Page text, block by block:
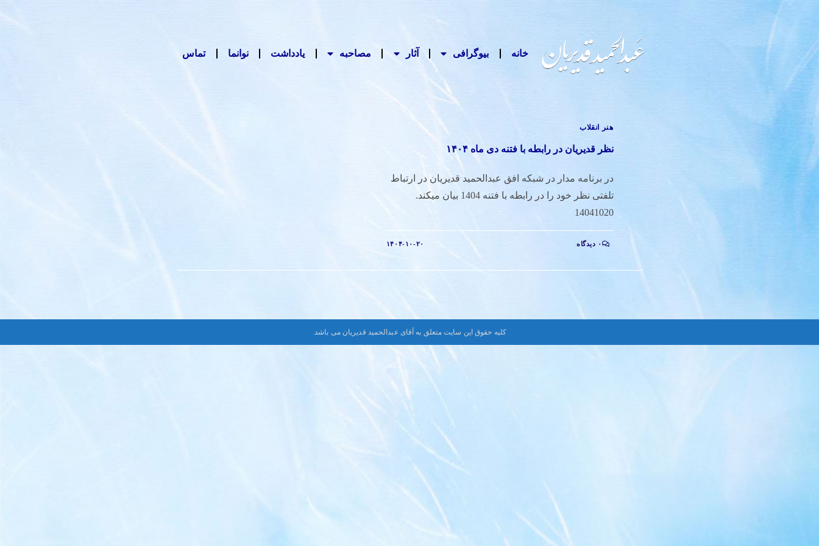
خانه بیوگرافی آثار مصاحبه‌ یادداشت‌ نوانما تماس
هنر انقلاب
نظر قدیریان در رابطه با فتنه دی ماه ۱۴۰۴
در برنامه مدار در شبکه افق عبدالحمید قدیریان در ارتباط
تلفتی نظر خود را در رابطه با فتنه 1404 بیان میکند.
14041020
۰ دیدگاه ۱۴۰۴-۱۰-۲۰
کلیه حقوق این سایت متعلق به آقای عبدالحمید قدیریان می باشد.